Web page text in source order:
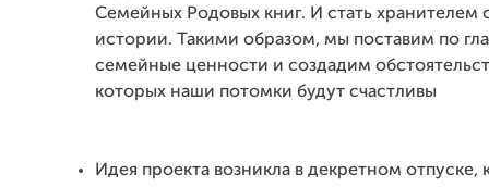
Семейных Родовых книг. И стать хранителем
истории. Такими образом, мы поставим по
семейные ценности и создадим
которых наши потомки будут счастливы
Идея проекта возникла в декретном отпуске,